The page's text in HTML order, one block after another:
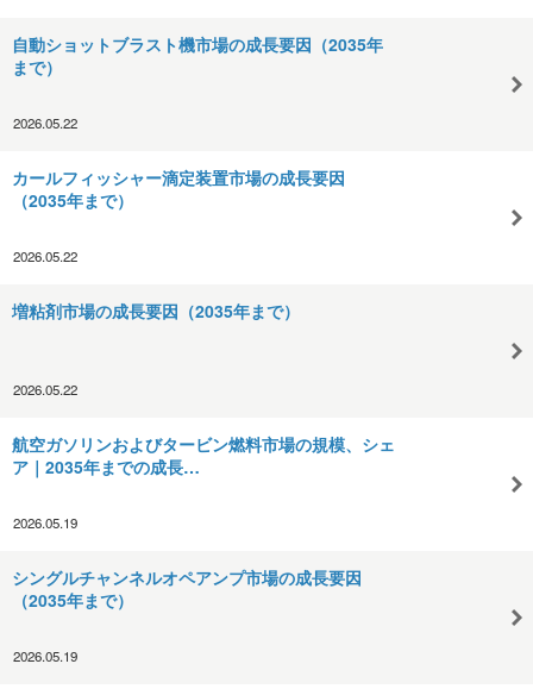
自動ショットブラスト機市場の成長要因（2035年
まで）
2026.05.22
カールフィッシャー滴定装置市場の成長要因
（2035年まで）
2026.05.22
増粘剤市場の成長要因（2035年まで）
2026.05.22
航空ガソリンおよびタービン燃料市場の規模、シェ
ア｜2035年までの成長…
2026.05.19
シングルチャンネルオペアンプ市場の成長要因
（2035年まで）
2026.05.19